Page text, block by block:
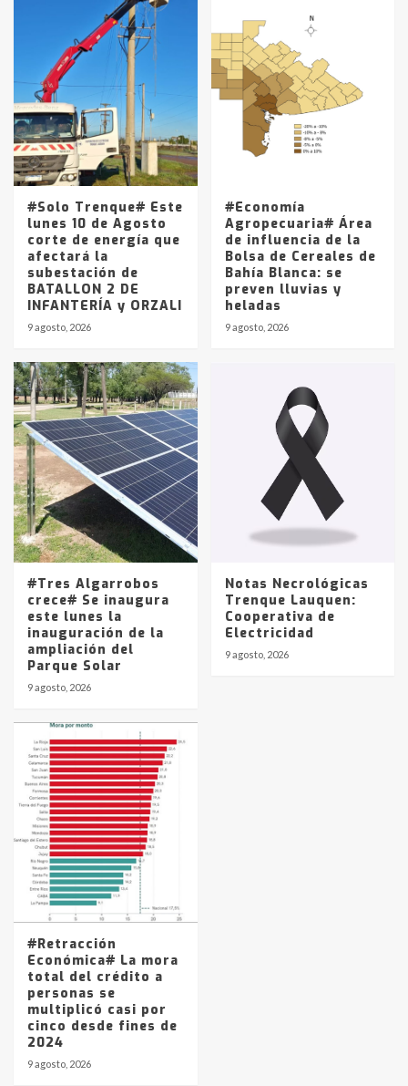
Accidente en Ruta 5: falleció un
joven de Trenque Lauquen
5
Los precios de los combustibles en
La Pampa, desde YPF hasta Axion
entre 857 a 1338 pesos
#Solo Trenque# Este
lunes 10 de Agosto
corte de energía que
afectará la
subestación de
BATALLON 2 DE
INFANTERÍA y ORZALI
9 agosto, 2026
#Economía
Agropecuaria# Área
de influencia de la
Bolsa de Cereales de
Bahía Blanca: se
preven lluvias y
heladas
9 agosto, 2026
#Tres Algarrobos
crece# Se inaugura
este lunes la
inauguración de la
ampliación del
Parque Solar
9 agosto, 2026
Notas Necrológicas
Trenque Lauquen:
Cooperativa de
Electricidad
9 agosto, 2026
#Retracción
Económica# La mora
total del crédito a
personas se
multiplicó casi por
cinco desde fines de
2024
9 agosto, 2026